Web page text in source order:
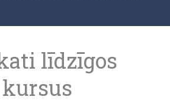
līdzīgos
kursus